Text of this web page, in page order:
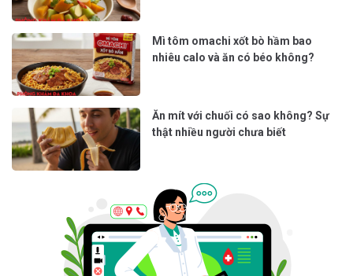
Mì tôm omachi xốt bò hầm bao
nhiêu calo và ăn có béo không?
Ăn mít với chuối có sao không? Sự
thật nhiều người chưa biết